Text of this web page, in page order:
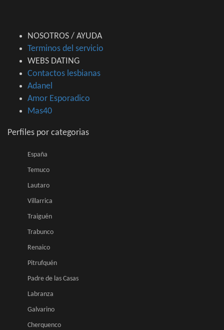
NOSOTROS / AYUDA
Terminos del servicio
WEBS DATING
Contactos lesbianas
Adanel
Amor Esporadico
Mas40
Perfiles por categorias
España
Temuco
Lautaro
Villarrica
Traiguén
Trabunco
Renaico
Pitrufquén
Padre de las Casas
Labranza
Galvarino
Cherquenco